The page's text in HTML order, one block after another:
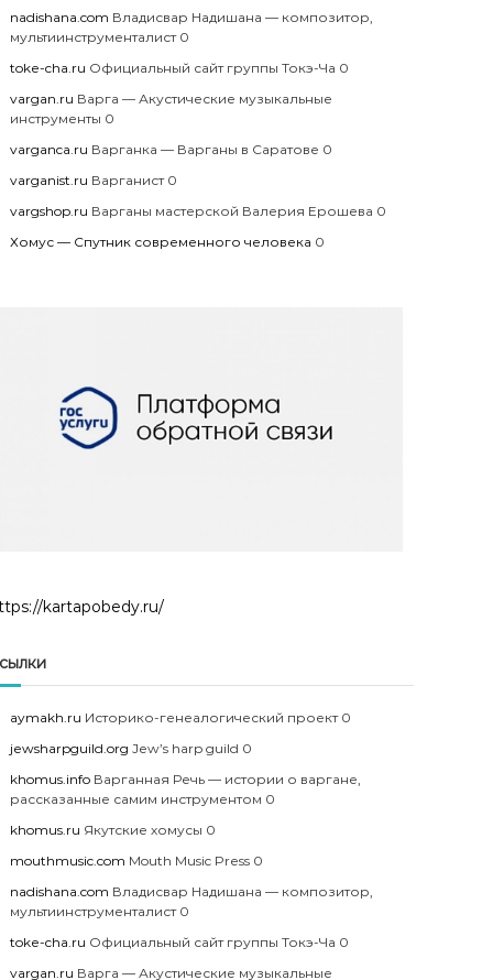
nadishana.com Владисвар Надишана — композитор,
мультиинструменталист 0
toke-cha.ru Официальный сайт группы Токэ-Ча 0
vargan.ru Варга — Акустические музыкальные
инструменты 0
varganca.ru Варганка — Варганы в Саратове 0
varganist.ru Варганист 0
vargshop.ru Варганы мастерской Валерия Ерошева 0
Хомус — Спутник современного человека 0
kartapobedy.ru/
aymakh.ru Историко-генеалогический проект 0
jewsharpguild.org Jew’s harp guild 0
khomus.info Варганная Речь — истории о варгане,
рассказанные самим инструментом 0
khomus.ru Якутские хомусы 0
mouthmusic.com Mouth Music Press 0
nadishana.com Владисвар Надишана — композитор,
мультиинструменталист 0
toke-cha.ru Официальный сайт группы Токэ-Ча 0
vargan.ru Варга — Акустические музыкальные